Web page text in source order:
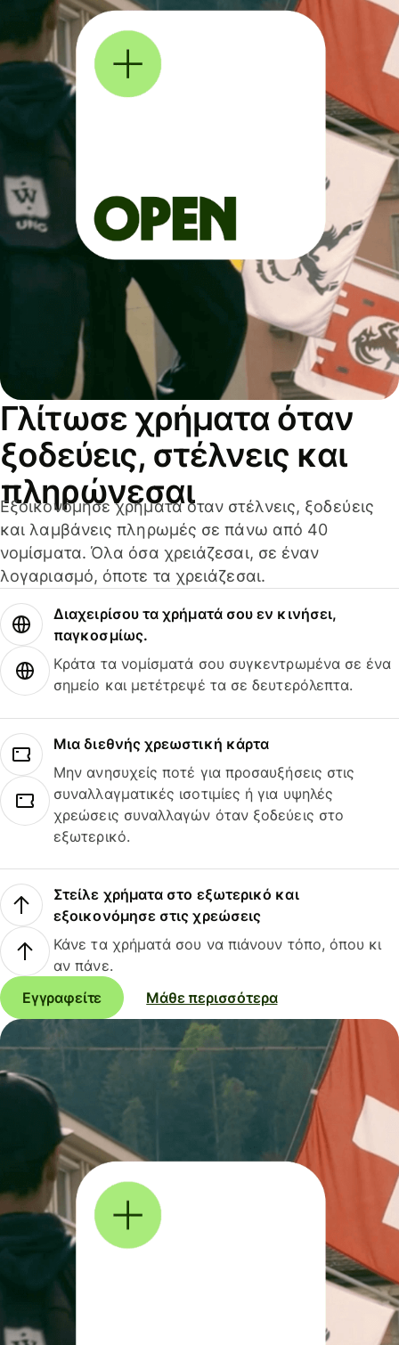
Γλίτωσε χρήματα όταν
ξοδεύεις, στέλνεις και
πληρώνεσαι
Εξοικονόμησε χρήματα όταν στέλνεις, ξοδεύεις
και λαμβάνεις πληρωμές σε πάνω από 40
νομίσματα. Όλα όσα χρειάζεσαι, σε έναν
λογαριασμό, όποτε τα χρειάζεσαι.
Διαχειρίσου τα χρήματά σου εν κινήσει,
παγκοσμίως.
Κράτα τα νομίσματά σου συγκεντρωμένα σε ένα
σημείο και μετέτρεψέ τα σε δευτερόλεπτα.
Μια διεθνής χρεωστική κάρτα
Μην ανησυχείς ποτέ για προσαυξήσεις στις
συναλλαγματικές ισοτιμίες ή για υψηλές
χρεώσεις συναλλαγών όταν ξοδεύεις στο
εξωτερικό.
Στείλε χρήματα στο εξωτερικό και
εξοικονόμησε στις χρεώσεις
Κάνε τα χρήματά σου να πιάνουν τόπο, όπου κι
αν πάνε.
Εγγραφείτε
Μάθε περισσότερα